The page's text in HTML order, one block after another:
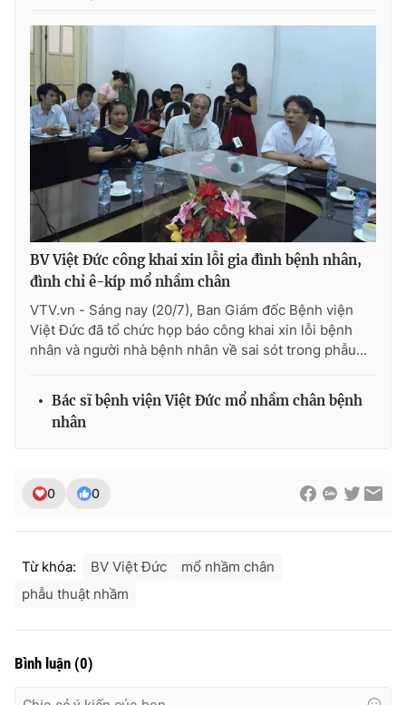
THỜI BÁO VTV
Theo dõi báo trên
Cơ quan chủ quản:Đài Truyền hình Việt Nam
Cơ quan báo chí:
Thời báo VTV
Giấy phép hoạt động báo in và báo điện tử số 483/GP-BTTTT
Tổng Biên tập: Vũ Thanh Thủy
Phó Tổng Biên tập:Nguyễn Thị Mỹ Hạnh, Phạm Quốc Thắng,
Tổng đài VTV: 024.38 355 931 - 024.38 355 932
Ðiện thoại Thời báo VTV:
BV Việt Đức công khai xin lỗi gia đình bệnh nhân,
đình chỉ ê-kíp mổ nhầm chân
VTV.vn - Sáng nay (20/7), Ban Giám đốc Bệnh viện
Việt Đức đã tổ chức họp báo công khai xin lỗi bệnh
nhân và người nhà bệnh nhân về sai sót trong phẫu...
Bác sĩ bệnh viện Việt Đức mổ nhầm chân bệnh
nhân
0 0
Từ khóa: BV Việt Đức
mổ nhầm chân
phẫu thuật nhầm
Bình luận (0)